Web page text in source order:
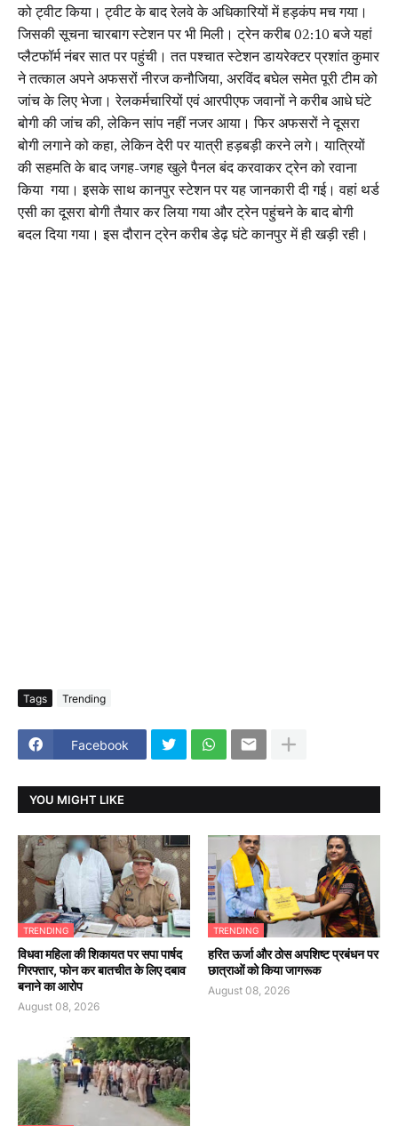
को ट्वीट किया। ट्वीट के बाद रेलवे के अधिकारियों में हड़कंप मच गया।
जिसकी सूचना चारबाग स्टेशन पर भी मिली। ट्रेन करीब 02:10 बजे यहां
प्लैटफॉर्म नंबर सात पर पहुंची। तत पश्चात स्टेशन डायरेक्टर प्रशांत कुमार
ने तत्काल अपने अफसरों नीरज कनौजिया, अरविंद बघेल समेत पूरी टीम को
जांच के लिए भेजा। रेलकर्मचारियों एवं आरपीएफ जवानों ने करीब आधे घंटे
बोगी की जांच की, लेकिन सांप नहीं नजर आया। फिर अफसरों ने दूसरा
बोगी लगाने को कहा, लेकिन देरी पर यात्री हड़बड़ी करने लगे। यात्रियों
की सहमति के बाद जगह-जगह खुले पैनल बंद करवाकर ट्रेन को रवाना
किया गया। इसके साथ कानपुर स्टेशन पर यह जानकारी दी गई। वहां थर्ड
एसी का दूसरा बोगी तैयार कर लिया गया और ट्रेन पहुंचने के बाद बोगी
बदल दिया गया। इस दौरान ट्रेन करीब डेढ़ घंटे कानपुर में ही खड़ी रही।
Tags Trending
Facebook
YOU MIGHT LIKE
TRENDING
विधवा महिला की शिकायत पर सपा पार्षद
गिरफ्तार, फोन कर बातचीत के लिए दबाव
बनाने का आरोप
August 08, 2026
TRENDING
हरित ऊर्जा और ठोस अपशिष्ट प्रबंधन पर
छात्राओं को किया जागरूक
August 08, 2026